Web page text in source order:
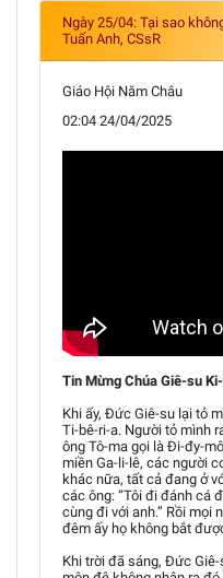
Ngày 25/04: Tại sao
Tuấn Anh, CSsR
Giáo Hội Năm Châu
02:04 24/04/2025
Tin Mừng Chúa Giê-su
Khi ấy, Đức Giê-su lại tỏ
Ti-bê-ri-a. Người tỏ mình
ông Tô-ma gọi là Đi-đy-
miền Ga-li-lê, các người
khác nữa, tất cả đang ở
các ông: “Tôi đi đánh cá
cùng đi với anh.” Rồi mọi
đêm ấy họ không bắt
Khi trời đã sáng, Đức